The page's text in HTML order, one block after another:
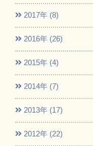
2017年 (8)
2016年 (26)
2015年 (4)
2014年 (7)
2013年 (17)
2012年 (22)